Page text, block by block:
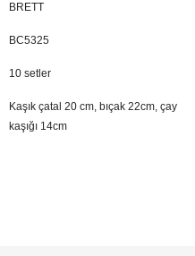
BRETT
BC5325
10 setler
Kaşık çatal 20 cm, bıçak 22cm, çay
kaşığı 14cm